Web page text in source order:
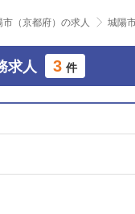
市（京都府）の求人 城陽
求人 3 件